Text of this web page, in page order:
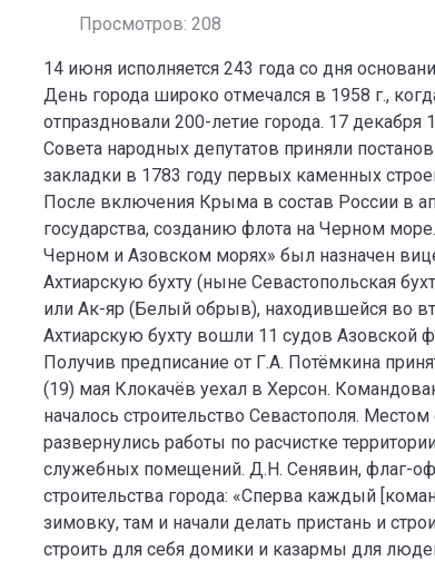
Просмотров: 208
14 июня исполняется 243 года со дня
День города широко отмечался в 1958 г.,
отпраздновали 200-летие города. 17
Совета народных депутатов приняли
закладки в 1783 году первых каменных
После включения Крыма в состав России в
государства, созданию флота на Черном
Черном и Азовском морях» был назначен
Ахтиарскую бухту (ныне Севастопольская
или Ак-яр (Белый обрыв), находившейся во
Ахтиарскую бухту вошли 11 судов Азовской
Получив предписание от Г.А. Потёмкина
(19) мая Клокачёв уехал в Херсон.
началось строительство Севастополя.
развернулись работы по расчистке
служебных помещений. Д.Н. Сенявин, флаг-
строительства города: «Сперва каждый
зимовку, там и начали делать пристань и
строить для себя домики и казармы для